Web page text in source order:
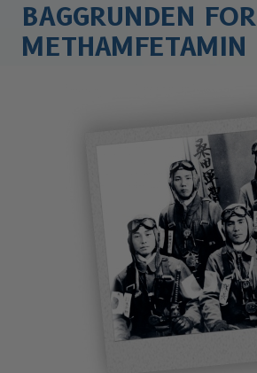
BAGGRUNDEN FOR
METHAMFETAMIN